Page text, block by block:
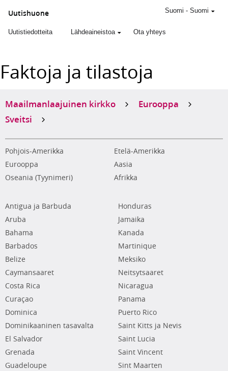
Uutishuone
Uutistiedotteita Lähdeaineistoa Ota yhteys
Suomi - Suomi
Faktoja ja tilastoja
Maailmanlaajuinen kirkko
Eurooppa
Sveitsi
Pohjois-Amerikka
Etelä-Amerikka
Eurooppa
Aasia
Oseania (Tyynimeri)
Afrikka
Antigua ja Barbuda
Aruba
Bahama
Barbados
Belize
Caymansaaret
Costa Rica
Curaçao
Dominica
Dominikaaninen tasavalta
El Salvador
Grenada
Guadeloupe
Honduras
Jamaika
Kanada
Martinique
Meksiko
Neitsytsaaret
Nicaragua
Panama
Puerto Rico
Saint Kitts ja Nevis
Saint Lucia
Saint Vincent
Sint Maarten